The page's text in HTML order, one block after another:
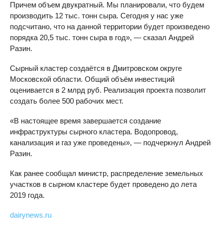
Причем объем двукратный. Мы планировали, что будем
производить 12 тыс. тонн сыра. Сегодня у нас уже
подсчитано, что на данной территории будет произведено
порядка 20,5 тыс. тонн сыра в год», — сказал Андрей
Разин.
Сырный кластер создаётся в Дмитровском округе
Московской области. Общий объём инвестиций
оценивается в 2 млрд руб. Реализация проекта позволит
создать более 500 рабочих мест.
«В настоящее время завершается создание
инфраструктуры сырного кластера. Водопровод,
канализация и газ уже проведены», — подчеркнул Андрей
Разин.
Как ранее сообщал министр, распределение земельных
участков в сырном кластере будет проведено до лета
2019 года.
dairynews.ru